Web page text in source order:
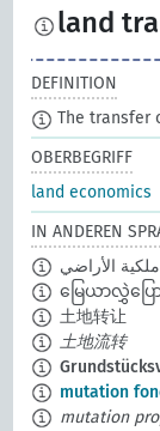
land
DEFINITION
The transfer
OBERBEGRIFF
land economics
IN ANDEREN
الأراضي
မြေယာလွှဲပြော
土地转让
土地流转
mutation
mutation